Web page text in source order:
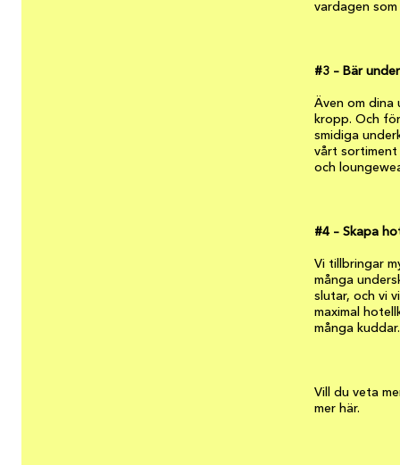
vardagen
#3 – Bär
Även om dina
kropp. Och
smidiga
vårt sortiment
och
#4 – Skapa
Vi tillbringar
många
slutar, och vi
maximal
många kuddar.
Vill du veta
mer här.